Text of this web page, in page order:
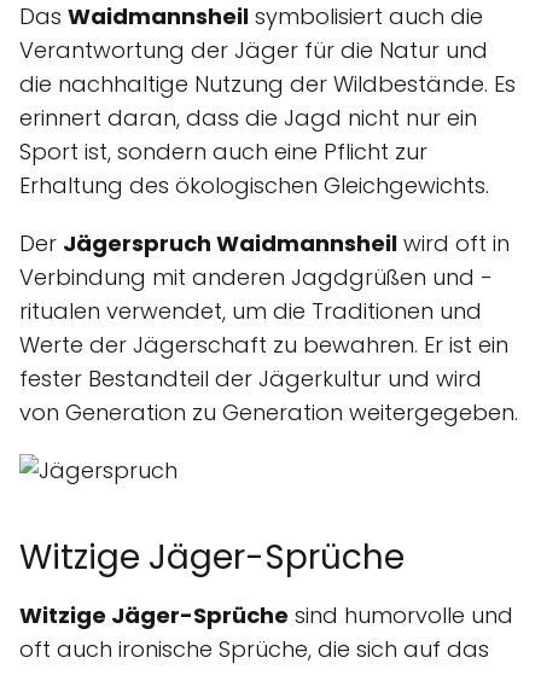
Das Waidmannsheil symbolisiert auch die
Verantwortung der Jäger für die Natur und
die nachhaltige Nutzung der Wildbestände. Es
erinnert daran, dass die Jagd nicht nur ein
Sport ist, sondern auch eine Pflicht zur
Erhaltung des ökologischen Gleichgewichts.
Der Jägerspruch Waidmannsheil wird oft in
Verbindung mit anderen Jagdgrüßen und -
ritualen verwendet, um die Traditionen und
Werte der Jägerschaft zu bewahren. Er ist ein
fester Bestandteil der Jägerkultur und wird
von Generation zu Generation weitergegeben.
Witzige Jäger-Sprüche
Witzige Jäger-Sprüche sind humorvolle und
oft auch ironische Sprüche, die sich auf das